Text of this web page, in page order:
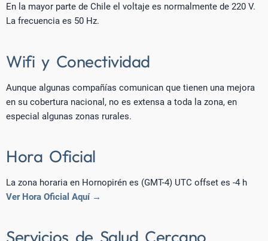
En la mayor parte de Chile el voltaje es normalmente de 220 V.
La frecuencia es 50 Hz.
Wifi y Conectividad
Aunque algunas compañías comunican que tienen una mejora
en su cobertura nacional, no es extensa a toda la zona, en
especial algunas zonas rurales.
Hora Oficial
La zona horaria en Hornopirén es (GMT-4) UTC offset es -4 h
Ver Hora Oficial Aquí →
Servicios de Salud Cercano